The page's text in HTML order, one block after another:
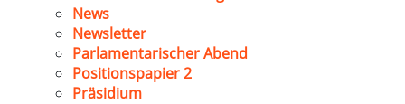
News
Newsletter
Parlamentarischer Abend
Positionspapier 2
Präsidium